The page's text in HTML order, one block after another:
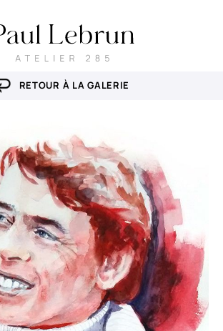
cours & ateliers
stages
ma galerie
Actualités
RETOUR À LA GALERIE